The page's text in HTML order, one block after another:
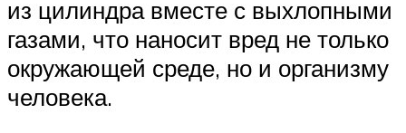
из цилиндра вместе с выхлопными
газами, что наносит вред не только
окружающей среде, но и организму
человека.